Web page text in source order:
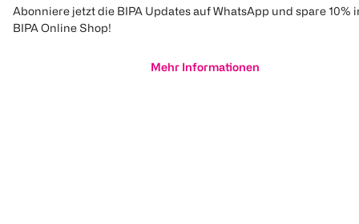
Abonniere jetzt die BIPA Updates auf WhatsApp und spare 10%
BIPA Online Shop!
Mehr Informationen